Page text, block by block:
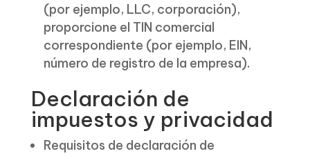
(por ejemplo, LLC, corporación),
proporcione el TIN comercial
correspondiente (por ejemplo, EIN,
número de registro de la empresa).
Declaración de
impuestos y privacidad
Requisitos de declaración de